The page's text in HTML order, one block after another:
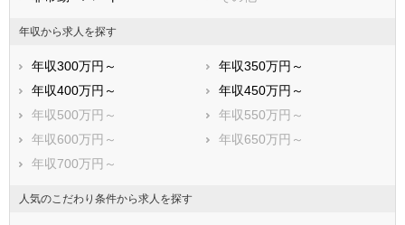
年収から求人を探す
年収300万円～
年収350万円～
年収400万円～
年収450万円～
年収500万円～
年収550万円～
年収600万円～
年収650万円～
年収700万円～
人気のこだわり条件から求人を探す